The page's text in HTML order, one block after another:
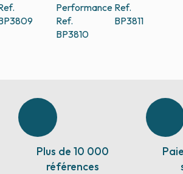
Performance
Ref.
BP3810
Ref.
BP3811
Plus de 10 000
références